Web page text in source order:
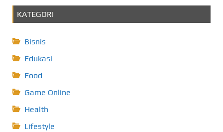
KATEGORI
Bisnis
Edukasi
Food
Game Online
Health
Lifestyle